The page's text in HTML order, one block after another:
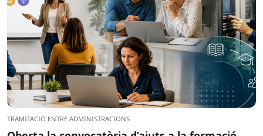
TRAMITACIÓ ENTRE ADMINISTRACIONS